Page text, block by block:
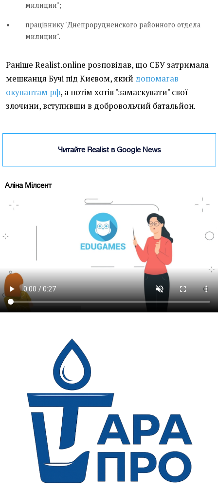
милиции";
працівнику "Днепрорудненского районного отдела
милиции".
Раніше Realist.online розповідав, що СБУ затримала
мешканця Бучі під Києвом, який допомагав
окупантам рф, а потім хотів "замаскувати" свої
злочини, вступивши в добровольчий батальйон.
Читайте Realist в Google News
Аліна Мілсент